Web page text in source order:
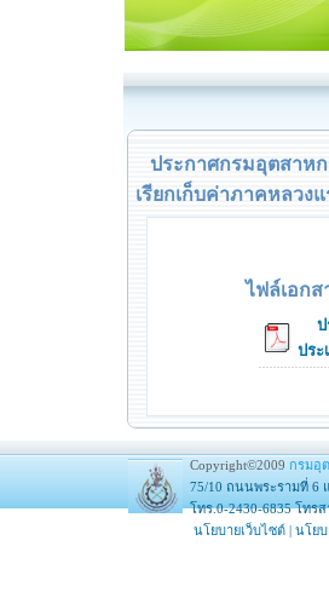
ประกาศกรมอุตสาห
เรียกเก็บค่าภาคหลวง
ไฟล์เอก
ป
ประ
Copyright©2009 กรมอุ
75/10 ถนนพระรามที่ 6
โทร.0-2430-6835 โทร
นโยบายเว็บไซต์ | นโย